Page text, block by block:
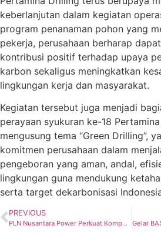
keberlanjutan dalam kegiatan
program penanaman pohon yang
pekerja, perusahaan berharap
kontribusi positif terhadap upaya
karbon sekaligus meningkatkan
lingkungan kerja dan masyarakat.
Kegiatan tersebut juga menjadi
perayaan syukuran ke-18
mengusung tema “Green Drilling”,
komitmen perusahaan dalam
pengeboran yang aman, andal,
lingkungan guna mendukung
serta target dekarbonisasi
PREVIOUS
PLN Nusantara Power Perkuat Kompetensi SDM Ketenagalistrikan, Learning Center Boiler USC Jawa 7 Resmi Beroperasi